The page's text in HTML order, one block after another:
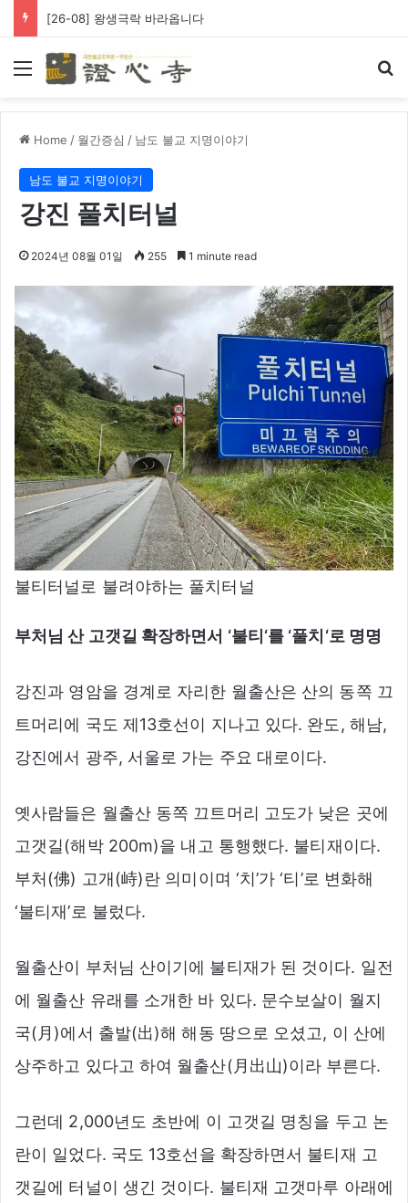
[26-08] 왕생극락 바라옵니다
Menu
Home / 월간증심 / 남도 불교 지명이야기
남도 불교 지명이야기
강진 풀치터널
2024년 08월 01일 255 1 minute read
불티터널로 불려야하는 풀치터널
부처님 산 고갯길 확장하면서 ‘불티‘를 ‘풀치‘로 명명
강진과 영암을 경계로 자리한 월출산은 산의 동쪽 끄
트머리에 국도 제13호선이 지나고 있다. 완도, 해남,
강진에서 광주, 서울로 가는 주요 대로이다.
옛사람들은 월출산 동쪽 끄트머리 고도가 낮은 곳에
고갯길(해박 200m)을 내고 통행했다. 불티재이다.
부처(佛) 고개(峙)란 의미이며 ‘치’가 ‘티’로 변화해
‘불티재’로 불렀다.
월출산이 부처님 산이기에 불티재가 된 것이다. 일전
에 월출산 유래를 소개한 바 있다. 문수보살이 월지
국(月)에서 출발(出)해 해동 땅으로 오셨고, 이 산에
상주하고 있다고 하여 월출산(月出山)이라 부른다.
그런데 2,000년도 초반에 이 고갯길 명칭을 두고 논
란이 일었다. 국도 13호선을 확장하면서 불티재 고
갯길에 터널이 생긴 것이다. 불티재 고갯마루 아래에